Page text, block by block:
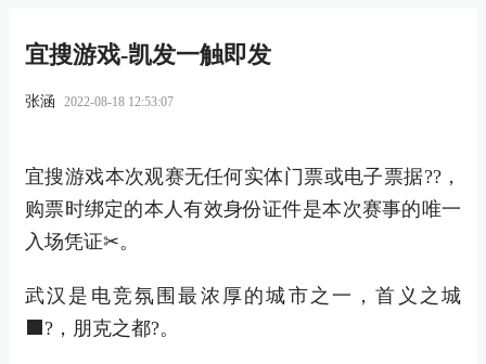
宜搜游戏-凯发一触即发
张涵 2022-08-18 12:53:07
宜搜游戏本次观赛无任何实体门票或电子票据??，
购票时绑定的本人有效身份证件是本次赛事的唯一
入场凭证✂。
武汉是电竞氛围最浓厚的城市之一，首义之城
⬛?，朋克之都?。